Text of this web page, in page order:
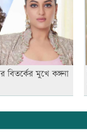
বিতর্কের মুখে কঙ্গনা